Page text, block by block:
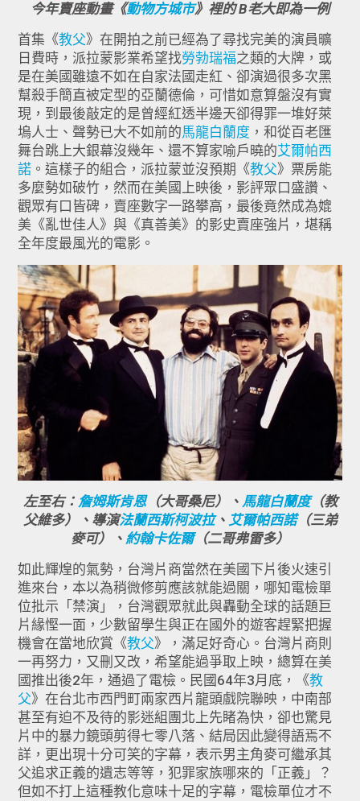
今年賣座動畫《動物方城市》裡的 B老大即為一例
首集《教父》在開拍之前已經為了尋找完美的演員曠
日費時，派拉蒙影業希望找勞勃瑞福之類的大牌，或
是在美國雖遠不如在自家法國走紅、卻演過很多次黑
幫殺手簡直被定型的亞蘭德倫，可惜如意算盤沒有實
現，到最後敲定的是曾經紅透半邊天卻得罪一堆好萊
塢人士、聲勢已大不如前的馬龍白蘭度 ，和從百老匯
舞台跳上大銀幕沒幾年、還不算家喻戶曉的艾爾帕西
諾 。這樣子的組合，派拉蒙並沒預期《教父》票房能
多麼勢如破竹，然而在美國上映後，影評眾口盛讚、
觀眾有口皆碑，賣座數字一路攀高，最後竟然成為媲
美《亂世佳人》與《真善美》的影史賣座強片，堪稱
全年度最風光的電影。
左至右： 詹姆斯肯恩（大哥桑尼）、 馬龍白蘭度（教
父維多）、導演法蘭西斯柯波拉、 艾爾帕西諾（三弟
麥可）、 約翰卡佐爾（二哥弗雷多）
如此輝煌的氣勢，台灣片商當然在美國下片後火速引
進來台，本以為稍微修剪應該就能過關，哪知電檢單
位批示「禁演」，台灣觀眾就此與轟動全球的話題巨
片緣慳一面，少數留學生與正在國外的遊客趕緊把握
機會在當地欣賞《教父》，滿足好奇心。台灣片商則
一再努力，又刪又改，希望能過爭取上映，總算在美
國推出後2年，通過了電檢。民國64年3月底，《教
父》在台北市西門町兩家西片龍頭戲院聯映，中南部
甚至有迫不及待的影迷組團北上先睹為快，卻也驚見
片中的暴力鏡頭剪得七零八落、結局因此變得語焉不
詳，更出現十分可笑的字幕，表示男主角麥可繼承其
父追求正義的遺志等等，犯罪家族哪來的「正義」？
但如不打上這種教化意味十足的字幕，電檢單位才不